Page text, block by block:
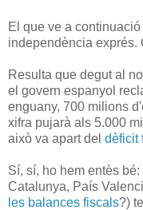
El que ve a
independència exprés.
Resulta que degut al
el govern espanyol
enguany, 700 milions
xifra pujarà als 5.000
això va apart del dèficit
Sí, sí, ho hem entès
Catalunya, País
les balances fiscals?)